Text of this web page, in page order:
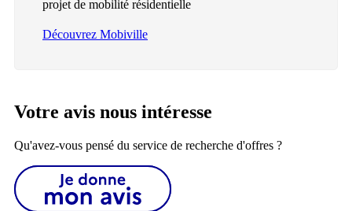
projet de mobilité résidentielle
Découvrez Mobiville
Votre avis nous intéresse
Qu'avez-vous pensé du service de recherche d'offres ?